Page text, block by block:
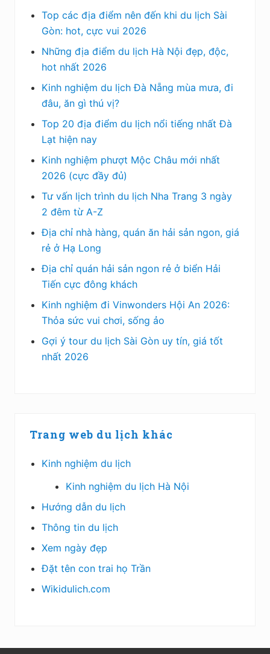
Top các địa điểm nên đến khi du lịch Sài
Gòn: hot, cực vui 2026
Những địa điểm du lịch Hà Nội đẹp, độc,
hot nhất 2026
Kinh nghiệm du lịch Đà Nẵng mùa mưa, đi
đâu, ăn gì thú vị?
Top 20 địa điểm du lịch nổi tiếng nhất Đà
Lạt hiện nay
Kinh nghiệm phượt Mộc Châu mới nhất
2026 (cực đầy đủ)
Tư vấn lịch trình du lịch Nha Trang 3 ngày
2 đêm từ A-Z
Địa chỉ nhà hàng, quán ăn hải sản ngon, giá
rẻ ở Hạ Long
Địa chỉ quán hải sản ngon rẻ ở biển Hải
Tiến cực đông khách
Kinh nghiệm đi Vinwonders Hội An 2026:
Thỏa sức vui chơi, sống ảo
Gợi ý tour du lịch Sài Gòn uy tín, giá tốt
nhất 2026
Trang web du lịch khác
Kinh nghiệm du lịch
Kinh nghiệm du lịch Hà Nội
Hướng dẫn du lịch
Thông tin du lịch
Xem ngày đẹp
Đặt tên con trai họ Trần
Wikidulich.com